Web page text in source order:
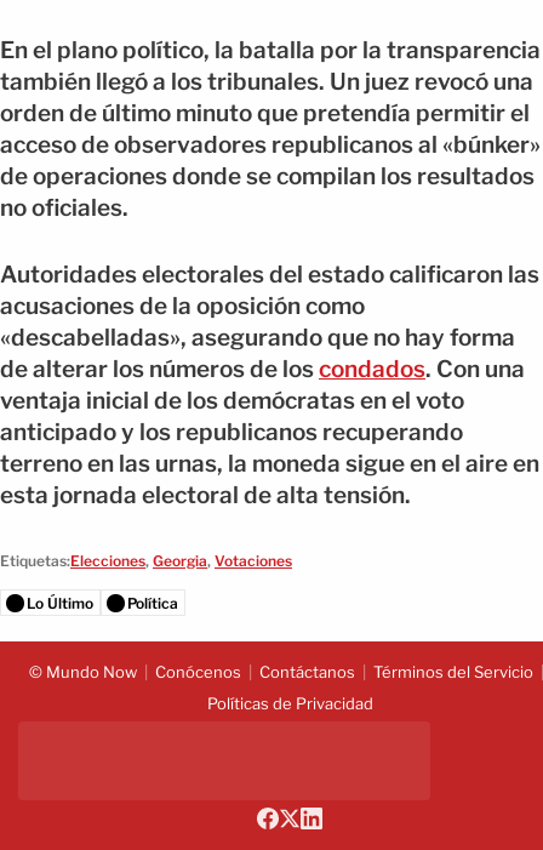
En el plano político, la batalla por la transparencia
también llegó a los tribunales. Un juez revocó una
orden de último minuto que pretendía permitir el
acceso de observadores republicanos al «búnker»
de operaciones donde se compilan los resultados
no oficiales.
Autoridades electorales del estado calificaron las
acusaciones de la oposición como
«descabelladas», asegurando que no hay forma
de alterar los números de loscondados. Con una
ventaja inicial de los demócratas en el voto
anticipado y los republicanos recuperando
terreno en las urnas, la moneda sigue en el aire en
esta jornada electoral de alta tensión.
Etiquetas:Elecciones, Georgia, Votaciones
Lo Último Política
© Mundo Now Conócenos Contáctanos
Términos del Servicio
Políticas de Privacidad